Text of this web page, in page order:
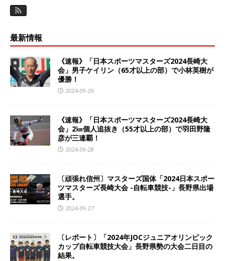
最新情報
《速報》「日本スポーツマスターズ2024長崎大
会」男子ケイリン（65才以上の部）で小林英樹が
優勝！
2024-09-29
《速報》「日本スポーツマスターズ2024長崎大
会」2㎞個人追抜き（55才以上の部）で羽田野隆
彦が三連覇！
2024-09-28
〔頑張れ信州〕マスターズ国体「2024日本スポー
ツマスターズ長崎大会 -自転車競技-」長野県出場
選手。
2024-09-27
〔レポート〕「2024年JOCジュニアオリンピック
カップ自転車競技大会」長野県勢の大会二日目の
結果。